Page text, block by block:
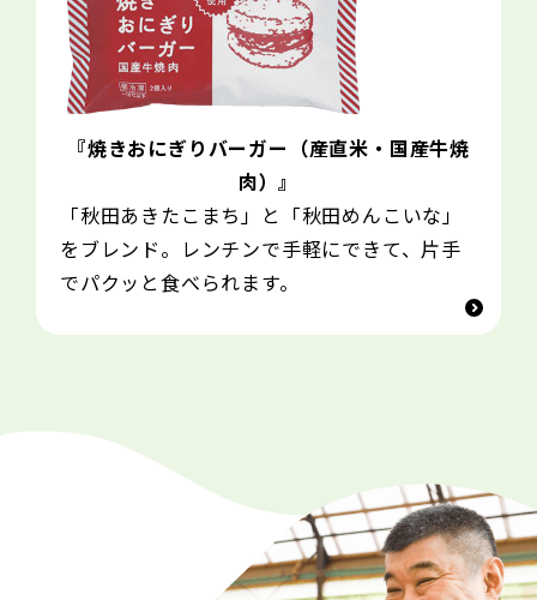
『焼きおにぎりバーガー（産直米・国産牛焼
肉）』
「秋田あきたこまち」と「秋田めんこいな」
をブレンド。レンチンで手軽にできて、片手
でパクッと食べられます。